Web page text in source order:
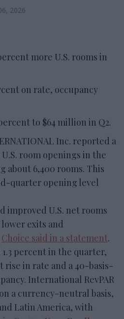
2026
more U.S. rooms in
on rate, occupancy
to $64 million in Q2.
Inc. reported a
room openings in the
about 6,400 rooms. This
quarter opening level
improved U.S. net rooms
exits and
Choice said in a statement.
1.3 percent in the quarter,
rise in rate and a 40-basis-
International RevPAR
a currency-neutral basis,
Latin America, with